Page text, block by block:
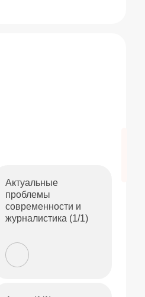
Актуальные
проблемы
современности и
журналистика (1/1)